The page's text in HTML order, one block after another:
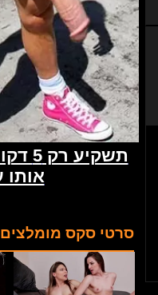
סרטי סקס מומלצים